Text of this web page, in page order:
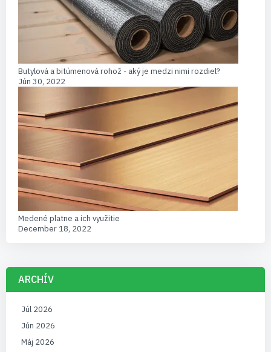
Butylová a bitúmenová rohož - aký je medzi nimi rozdiel?
Jún 30, 2022
Medené platne a ich využitie
December 18, 2022
ARCHÍV
Júl 2026
Jún 2026
Máj 2026